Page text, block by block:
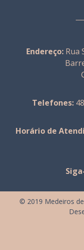
Endereço: Rua
Telefones:
Horário de
© 2019 Medeiros